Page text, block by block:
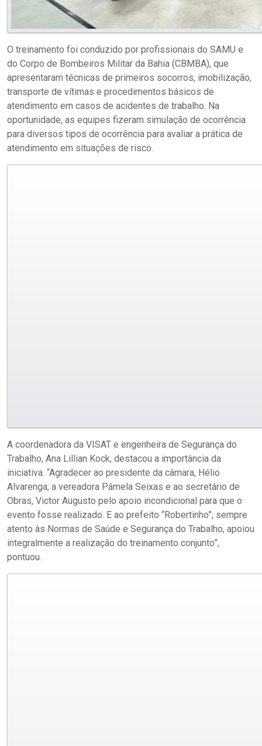
O treinamento foi conduzido por profissionais do SAMU e
do Corpo de Bombeiros Militar da Bahia (CBMBA), que
apresentaram técnicas de primeiros socorros, imobilização,
transporte de vítimas e procedimentos básicos de
atendimento em casos de acidentes de trabalho. Na
oportunidade, as equipes fizeram simulação de ocorrência
para diversos tipos de ocorrência para avaliar a prática de
atendimento em situações de risco.
A coordenadora da VISAT e engenheira de Segurança do
Trabalho, Ana Lillian Kock, destacou a importância da
iniciativa. “Agradecer ao presidente da câmara, Hélio
Alvarenga, a vereadora Pâmela Seixas e ao secretário de
Obras, Victor Augusto pelo apoio incondicional para que o
evento fosse realizado. E ao prefeito “Robertinho”, sempre
atento às Normas de Saúde e Segurança do Trabalho, apoiou
integralmente a realização do treinamento conjunto”,
pontuou.